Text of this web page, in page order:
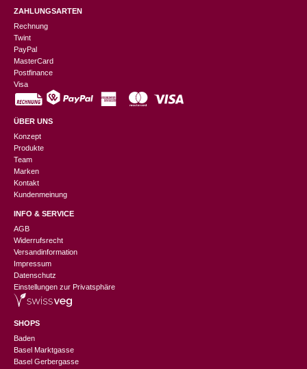
ZAHLUNGSARTEN
Rechnung
Twint
PayPal
MasterCard
Postfinance
Visa
ÜBER UNS
Konzept
Produkte
Team
Marken
Kontakt
Kundenmeinung
INFO & SERVICE
AGB
Widerrufsrecht
Versandinformation
Impressum
Datenschutz
Einstellungen zur Privatsphäre
SHOPS
Baden
Basel Marktgasse
Basel Gerbergasse